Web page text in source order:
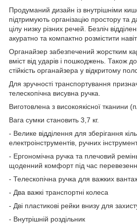
Продуманий дизайн із внутрішніми
підтримують організацію простору та
цілу низку різних речей. Безліч
акуратно та компактно розмістити
Органайзер забезпечений жорстким
вміст від ударів і пошкоджень. Також
стійкість органайзера у відкритому
Для зручності транспортування
телескопічна висувна ручка.
Виготовлена з високоякісної тканини
Вага сумки становить 3,7 кг.
- Велике відділення для зберігання
електроінструментів, ручних
- Ергономічна ручка та плечовий
щоденний комфорт під час
- Телескопічна ручка для важких
- Два важкі транспортні колеса
- Дві пластикові рейки внизу для
- Внутрішній роздільник